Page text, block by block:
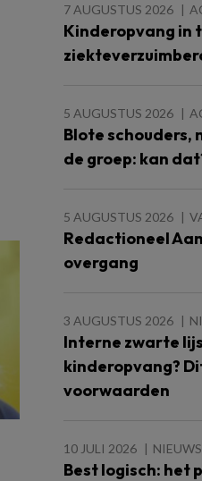
7 AUGUSTUS 2026
Kinderopvang in
5 AUGUSTUS 2026
Blote schouders,
de groep: kan
5 AUGUSTUS 2026
Redactioneel
overgang
3 AUGUSTUS 2026
Interne zwarte
kinderopvang?
voorwaarden
10 JULI 2026 NIEUWS
Best logisch: het